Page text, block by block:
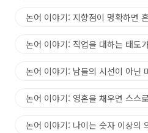
논어 이야기: 지향점이 명확하면
논어 이야기: 직업을 대하는 태도
논어 이야기: 남들의 시선이 아닌
논어 이야기: 영혼을 채우면 스스
논어 이야기: 나이는 숫자 이상의